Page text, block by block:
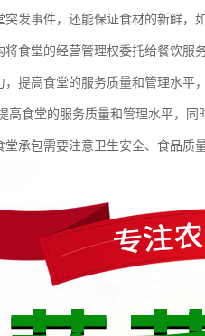
发事件，还能保证食材的新鲜，
食堂的经营管理权委托给餐饮服
提高食堂的服务质量和管理水平
高食堂的服务质量和管理水平，
承包需要注意卫生安全、食品质